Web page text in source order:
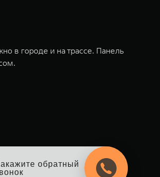
в городе и на трассе. Панель
обратный